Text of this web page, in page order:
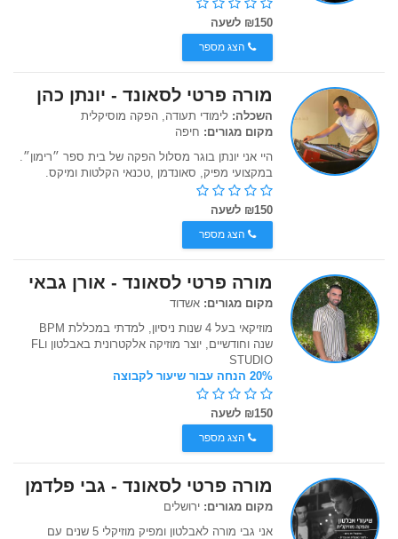
₪150 לשעה
הצג מספר
מורה פרטי לסאונד - יונתן כהן
השכלה: לימודי תעודה, הפקה מוסיקלית
מקום מגורים: חיפה
היי אני יונתן בוגר מסלול הפקה של בית ספר ״רימון״.
במקצועי מפיק, סאונדמן ,טכנאי הקלטות ומיקס.
₪150 לשעה
הצג מספר
מורה פרטי לסאונד - אורן גבאי
מקום מגורים: אשדוד
מוזיקאי בעל 4 שנות ניסיון, למדתי במכללת BPM
שנה וחודשיים, יוצר מוזיקה אלקטרונית באבלטון וFL
STUDIO
20% הנחה עבור שיעור לקבוצה
₪150 לשעה
הצג מספר
מורה פרטי לסאונד - גבי פלדמן
מקום מגורים: ירושלים
אני גבי מורה לאבלטון ומפיק מוזיקלי 5 שנים עם